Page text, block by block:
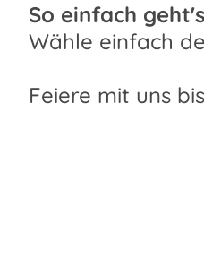
So einfach
Wähle einfach
Feiere mit uns